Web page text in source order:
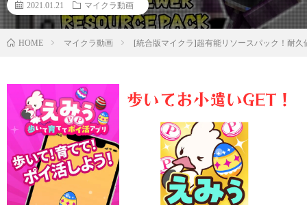
2021.01.21 マイクラ動画
HOME マイクラ動画 [統合版マイクラ]超有能リソースパック！耐